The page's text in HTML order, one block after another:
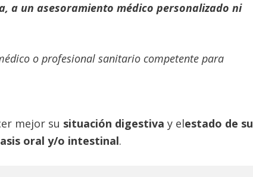
a un asesoramiento médico personalizado ni
o profesional sanitario competente para
mejor su situación digestiva y elestado de su
oral y/o intestinal.